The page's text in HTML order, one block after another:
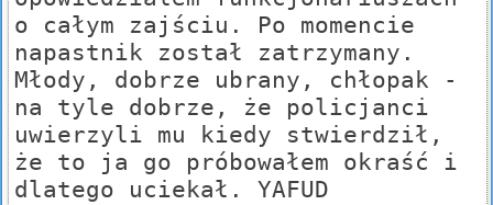
o całym zajściu. Po momencie
napastnik został zatrzymany.
Młody, dobrze ubrany, chłopak -
na tyle dobrze, że policjanci
uwierzyli mu kiedy stwierdził,
że to ja go próbowałem okraść i
dlatego uciekał. YAFUD